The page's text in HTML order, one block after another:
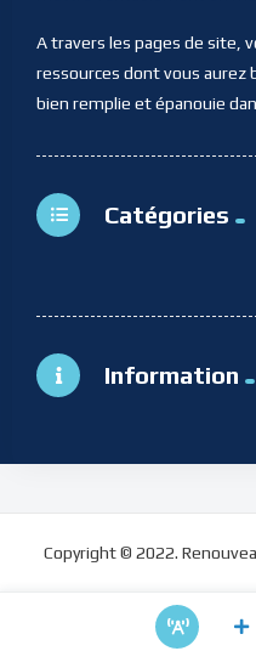
A travers les pages de site,
ressources dont vous aurez
bien remplie et épanouie
Catégories
Information
Copyright © 2022.